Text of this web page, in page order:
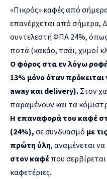
«Πικρός» καφέςαπό
επανέρχεται από σήμερα,
συντελεστή ΦΠΑ 24%,
ποτά (κακάο, τσάι, χυμοί
Ο φόρος στα εν λόγω
13% μόνο όταν
away και delivery). Στον
παραμένουν και τα
Η επαναφορά του καφέ
(24%), σε συνδυασμό με
πρώτη ύλη, αναμένεται να
στον καφέ που
καφετέριες.